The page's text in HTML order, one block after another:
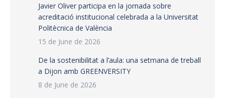
Javier Oliver participa en la jornada sobre
acreditació institucional celebrada a la Universitat
Politècnica de València
15 de June de 2026
De la sostenibilitat a l’aula: una setmana de treball
a Dijon amb GREENVERSITY
8 de June de 2026